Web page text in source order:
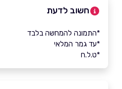
חשוב לדעת
*התמונה להמחשה בלבד
*עד גמר המלאי
*ט.ל.ח